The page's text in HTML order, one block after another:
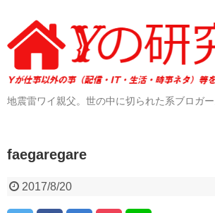
地震雷ワイ親父。世の中に切られた系ブロガー
faegaregare
2017/8/20